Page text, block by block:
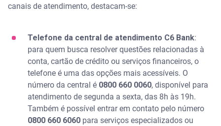
canais de atendimento, destacam-se:
Telefone da central de atendimento C6 Bank:
para quem busca resolver questões relacionadas à
conta, cartão de crédito ou serviços financeiros, o
telefone é uma das opções mais acessíveis. O
número da central é 0800 660 0060, disponível para
atendimento de segunda a sexta, das 8h às 19h.
Também é possível entrar em contato pelo número
0800 660 6060 para serviços especializados ou